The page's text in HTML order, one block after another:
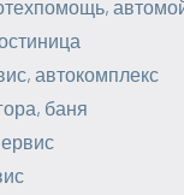
автокомплекс
баня